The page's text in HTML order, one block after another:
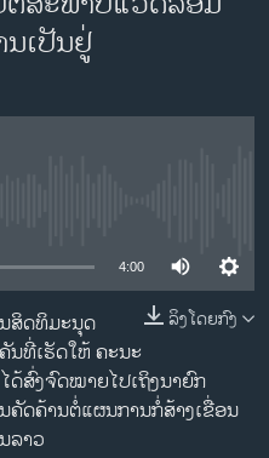
ເປັນ​ຢູ່
4:00
ລິງໂດຍກົງ
ສິດທິມະນຸດ
ນທີ່ເຮັດໃຫ້ ຄະ​ນະ​
ດ້​ສົ່ງ​ຈົດໝາຍ​ໄປ​ເຖິງ​ນາຍົກ
ດຄ້ານຕໍ່​ແຜນການ​ກໍ່ສ້າງ​ເຂື່ອນ​
ລາວ